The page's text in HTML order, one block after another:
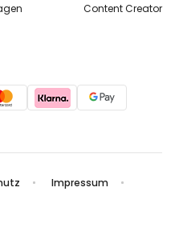
Content Creator
Impressum